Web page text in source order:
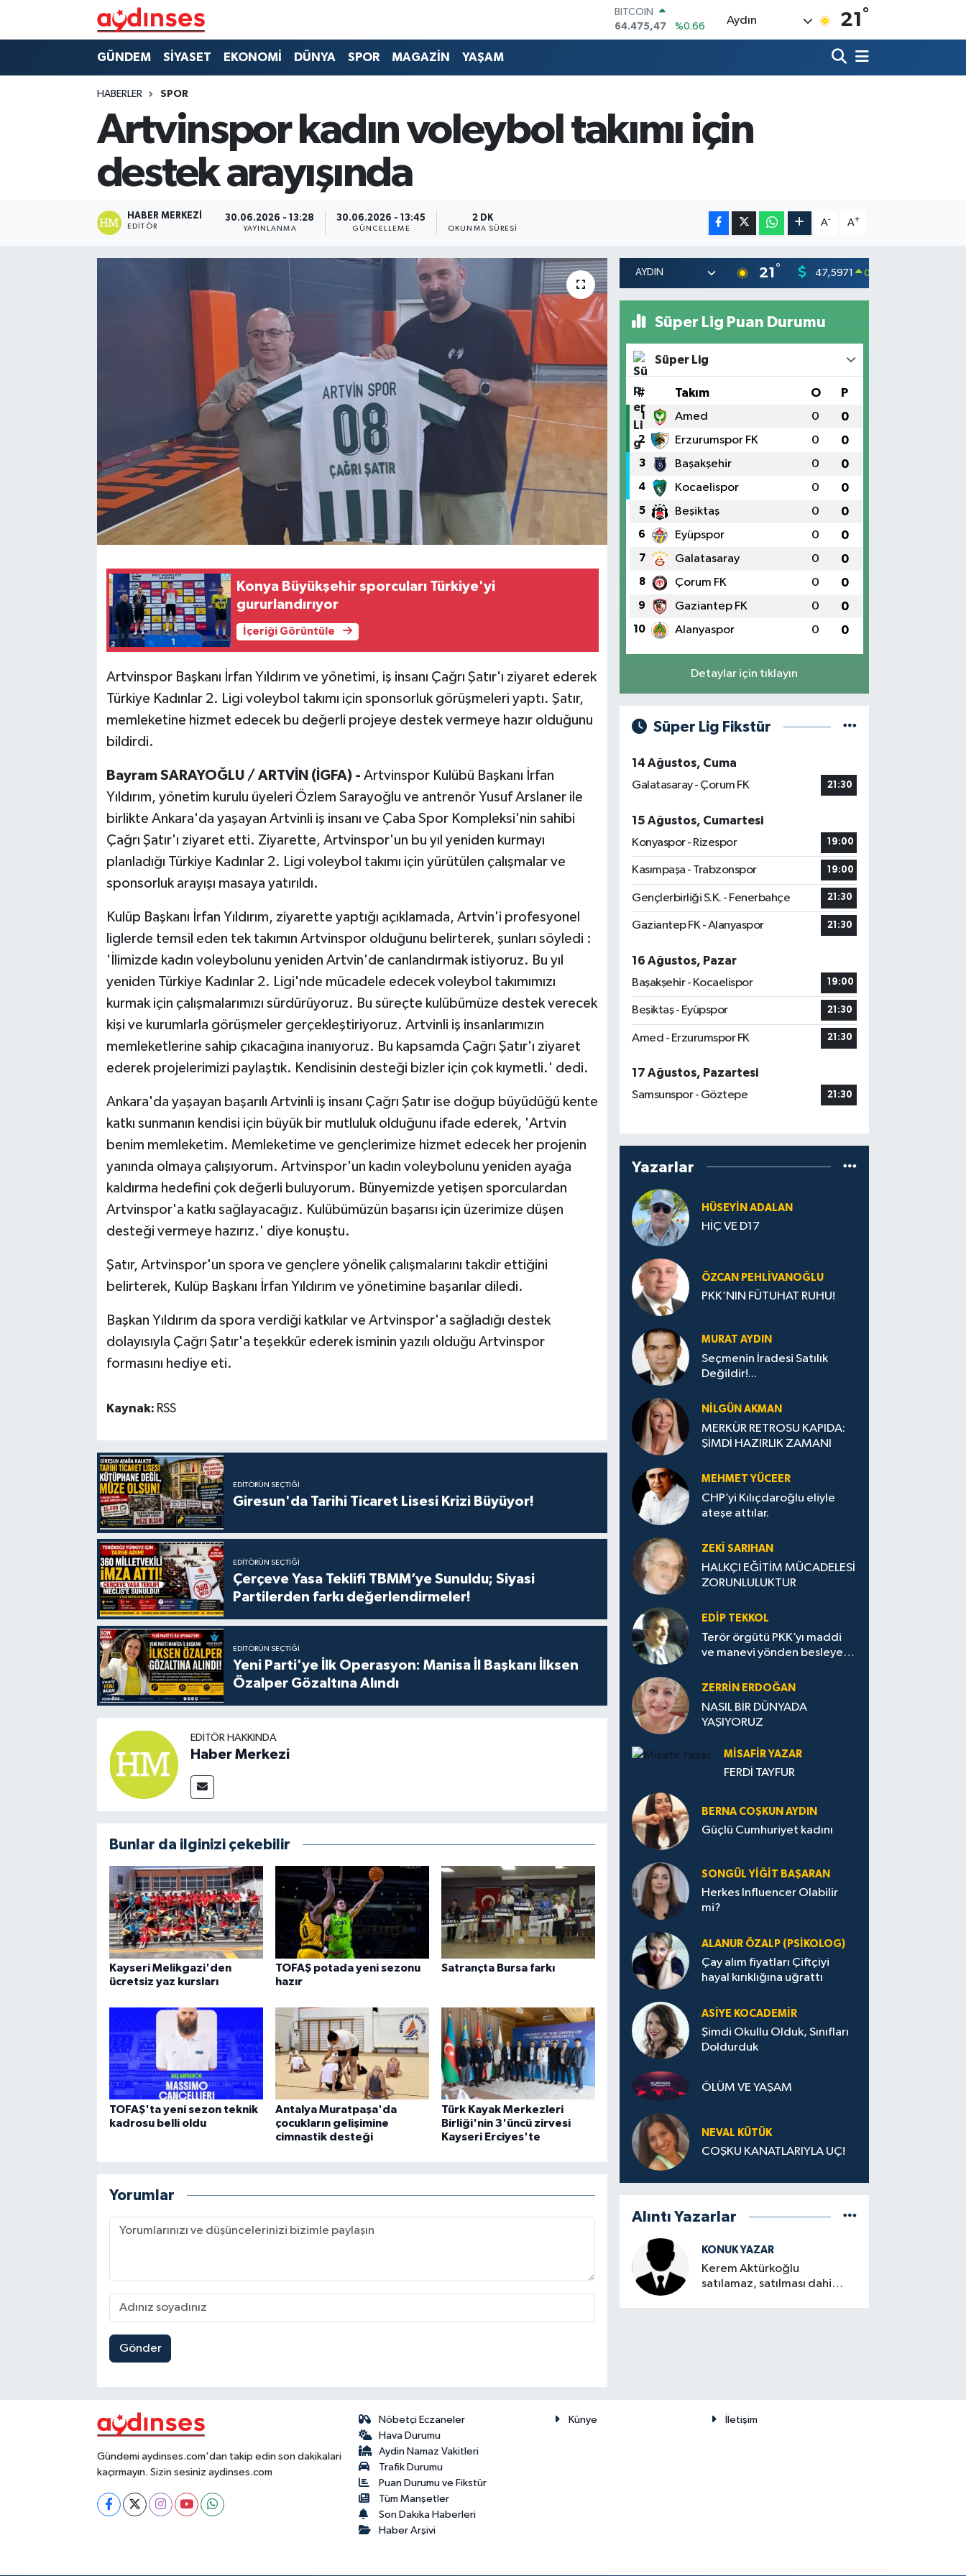
DOLAR
47,5971
%0.05
EURO
6527.85
%0.54
BİST100
13.703
%0
Aydın 21 °
GÜNDEM SİYASET EKONOMİ DÜNYA SPOR MAGAZİN YAŞAM
HABERLER SPOR
Artvinspor kadın voleybol takımı için
destek arayışında
HABER MERKEZI
EDITÖR
30.06.2026 - 13:28
YAYINLANMA
30.06.2026 - 13:45
GÜNCELLEME
2 DK
OKUNMA SÜRESI
A- A+
Konya Büyükşehir sporcuları Türkiye'yi
gururlandırıyor
İçeriği Görüntüle
Artvinspor Başkanı İrfan Yıldırım ve yönetimi, iş insanı Çağrı Şatır'ı ziyaret ederek
Türkiye Kadınlar 2. Ligi voleybol takımı için sponsorluk görüşmeleri yaptı. Şatır,
memleketine hizmet edecek bu değerli projeye destek vermeye hazır olduğunu
bildirdi.
Bayram SARAYOĞLU / ARTVİN (İGFA) - Artvinspor Kulübü Başkanı İrfan
Yıldırım, yönetim kurulu üyeleri Özlem Sarayoğlu ve antrenör Yusuf Arslaner ile
birlikte Ankara'da yaşayan Artvinli iş insanı ve Çaba Spor Kompleksi'nin sahibi
Çağrı Şatır'ı ziyaret etti. Ziyarette, Artvinspor'un bu yıl yeniden kurmayı
planladığı Türkiye Kadınlar 2. Ligi voleybol takımı için yürütülen çalışmalar ve
sponsorluk arayışı masaya yatırıldı.
Kulüp Başkanı İrfan Yıldırım, ziyarette yaptığı açıklamada, Artvin'i profesyonel
liglerde temsil eden tek takımın Artvinspor olduğunu belirterek, şunları söyledi :
'İlimizde kadın voleybolunu yeniden Artvin'de canlandırmak istiyoruz. Bu yıl
yeniden Türkiye Kadınlar 2. Ligi'nde mücadele edecek voleybol takımımızı
kurmak için çalışmalarımızı sürdürüyoruz. Bu süreçte kulübümüze destek verecek
kişi ve kurumlarla görüşmeler gerçekleştiriyoruz. Artvinli iş insanlarımızın
memleketlerine sahip çıkacağına inanıyoruz. Bu kapsamda Çağrı Şatır'ı ziyaret
ederek projelerimizi paylaştık. Kendisinin desteği bizler için çok kıymetli.' dedi.
Ankara'da yaşayan başarılı Artvinli iş insanı Çağrı Şatır ise doğup büyüdüğü kente
katkı sunmanın kendisi için büyük bir mutluluk olduğunu ifade ederek, 'Artvin
benim memleketim. Memleketime ve gençlerimize hizmet edecek her projenin
yanında olmaya çalışıyorum. Artvinspor'un kadın voleybolunu yeniden ayağa
kaldırma hedefini çok değerli buluyorum. Bünyemizde yetişen sporculardan
Artvinspor'a katkı sağlayacağız. Kulübümüzün başarısı için üzerimize düşen
desteği vermeye hazırız.' diye konuştu.
Şatır, Artvinspor'un spora ve gençlere yönelik çalışmalarını takdir ettiğini
belirterek, Kulüp Başkanı İrfan Yıldırım ve yönetimine başarılar diledi.
Başkan Yıldırım da spora verdiği katkılar ve Artvinspor'a sağladığı destek
dolayısıyla Çağrı Şatır'a teşekkür ederek isminin yazılı olduğu Artvinspor
formasını hediye eti.
Kaynak: RSS
EDITÖRÜN SEÇTIĞI
Giresun'da Tarihi Ticaret Lisesi Krizi Büyüyor!
EDITÖRÜN SEÇTIĞI
Çerçeve Yasa Teklifi TBMM’ye Sunuldu; Siyasi
Partilerden farkı değerlendirmeler!
EDITÖRÜN SEÇTIĞI
Yeni Parti'ye İlk Operasyon: Manisa İl Başkanı İlksen
Özalper Gözaltına Alındı
EDITÖR HAKKINDA
Haber Merkezi
Bunlar da ilginizi çekebilir
Kayseri Melikgazi'den
ücretsiz yaz kursları
TOFAŞ potada yeni sezonu
hazır
Satrançta Bursa farkı
TOFAŞ'ta yeni sezon teknik
kadrosu belli oldu
Antalya Muratpaşa'da
çocukların gelişimine
cimnastik desteği
Türk Kayak Merkezleri
Birliği'nin 3'üncü zirvesi
Kayseri Erciyes'te
Yorumlar
Gönder
21 ° 47,5971 0.05
Süper Lig Puan Durumu
Süper Lig
# Takım O P
1 Amed 0 0
2 Erzurumspor FK 0 0
3 Başakşehir 0 0
4 Kocaelispor 0 0
5 Beşiktaş 0 0
6 Eyüpspor 0 0
7 Galatasaray 0 0
8 Çorum FK 0 0
9 Gaziantep FK 0 0
10 Alanyaspor 0 0
Detaylar için tıklayın
Süper Lig Fikstür
14 Ağustos, Cuma
Galatasaray - Çorum FK
21:30
15 Ağustos, Cumartesi
Konyaspor - Rizespor
19:00
Kasımpaşa - Trabzonspor 19:00
Gençlerbirliği S.K. - Fenerbahçe 21:30
Gaziantep FK - Alanyaspor 21:30
16 Ağustos, Pazar
Başakşehir - Kocaelispor
19:00
Beşiktaş - Eyüpspor 21:30
Amed - Erzurumspor FK 21:30
17 Ağustos, Pazartesi
Samsunspor - Göztepe
21:30
Yazarlar
HÜSEYIN ADALAN
HİÇ VE D17
ÖZCAN PEHLIVANOĞLU
PKK’NIN FÜTUHAT RUHU!
MURAT AYDIN
Seçmenin İradesi Satılık
Değildir!...
NILGÜN AKMAN
MERKÜR RETROSU KAPIDA:
ŞİMDİ HAZIRLIK ZAMANI
MEHMET YÜCEER
CHP’yi Kılıçdaroğlu eliyle
ateşe attılar.
ZEKI SARIHAN
HALKÇI EĞİTİM MÜCADELESİ
ZORUNLULUKTUR
EDIP TEKKOL
Terör örgütü PKK’yı maddi
ve manevi yönden besleyen
ZERRIN ERDOĞAN
NASIL BİR DÜNYADA
YAŞIYORUZ
MISAFIR YAZAR
FERDİ TAYFUR
BERNA COŞKUN AYDIN
Güçlü Cumhuriyet kadını
SONGÜL YIĞIT BAŞARAN
Herkes Influencer Olabilir
mi?
ALANUR ÖZALP (PSIKOLOG)
Çay alım fiyatları Çiftçiyi
hayal kırıklığına uğrattı
ASIYE KOCADEMİR
Şimdi Okullu Olduk, Sınıfları
Doldurduk
ÖLÜM VE YAŞAM
NEVAL KÜTÜK
COŞKU KANATLARIYLA UÇ!
Alıntı Yazarlar
KONUK YAZAR
Kerem Aktürkoğlu
satılamaz, satılması dahi
Gündemi aydinses.com'dan takip edin son dakikalari
kaçırmayın. Sizin sesiniz aydinses.com
Nöbetçi Eczaneler
Hava Durumu
Aydin Namaz Vakitleri
Trafik Durumu
Puan Durumu ve Fikstür
Tüm Manşetler
Son Dakika Haberleri
Haber Arşivi
Künye İletişim
Nöbetçi Eczaneler
Hava Durumu
Aydin Namaz Vakitleri
Trafik Durumu
Tüm Manşetler